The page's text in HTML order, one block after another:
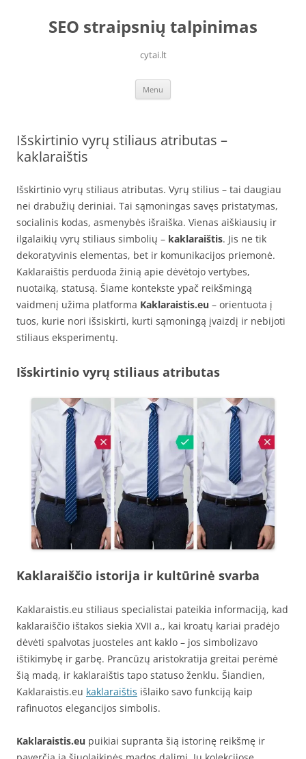
contentSEO straipsnių talpinimas
cytai.lt
Menu
Išskirtinio vyrų stiliaus atributas –
kaklaraištis
Išskirtinio vyrų stiliaus atributas. Vyrų stilius – tai daugiau
nei drabužių deriniai. Tai sąmoningas savęs pristatymas,
socialinis kodas, asmenybės išraiška. Vienas aiškiausių ir
ilgalaikių vyrų stiliaus simbolių – kaklaraištis. Jis ne tik
dekoratyvinis elementas, bet ir komunikacijos priemonė.
Kaklaraištis perduoda žinią apie dėvėtojo vertybes,
nuotaiką, statusą. Šiame kontekste ypač reikšmingą
vaidmenį užima platforma Kaklaraistis.eu – orientuota į
tuos, kurie nori išsiskirti, kurti sąmoningą įvaizdį ir nebijoti
stiliaus eksperimentų.
Išskirtinio vyrų stiliaus atributas
Kaklaraiščio istorija ir kultūrinė svarba
Kaklaraistis.eu stiliaus specialistai pateikia informaciją, kad
kaklaraiščio ištakos siekia XVII a., kai kroatų kariai pradėjo
dėvėti spalvotas juosteles ant kaklo – jos simbolizavo
ištikimybę ir garbę. Prancūzų aristokratija greitai perėmė
šią madą, ir kaklaraištis tapo statuso ženklu. Šiandien,
Kaklaraistis.eu kaklaraištis išlaiko savo funkciją kaip
rafinuotos elegancijos simbolis.
Kaklaraistis.eu puikiai supranta šią istorinę reikšmę ir